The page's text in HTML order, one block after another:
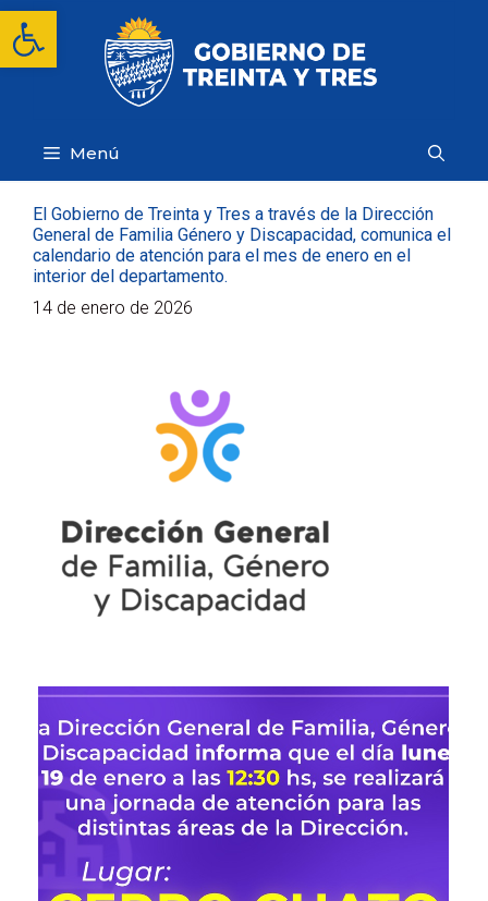
Abrir barra de herramientas
Saltar
contenido
Menú
El Gobierno de Treinta y Tres a través de la Dirección
General de Familia Género y Discapacidad, comunica el
calendario de atención para el mes de enero en el
interior del departamento.
14 de enero de 2026